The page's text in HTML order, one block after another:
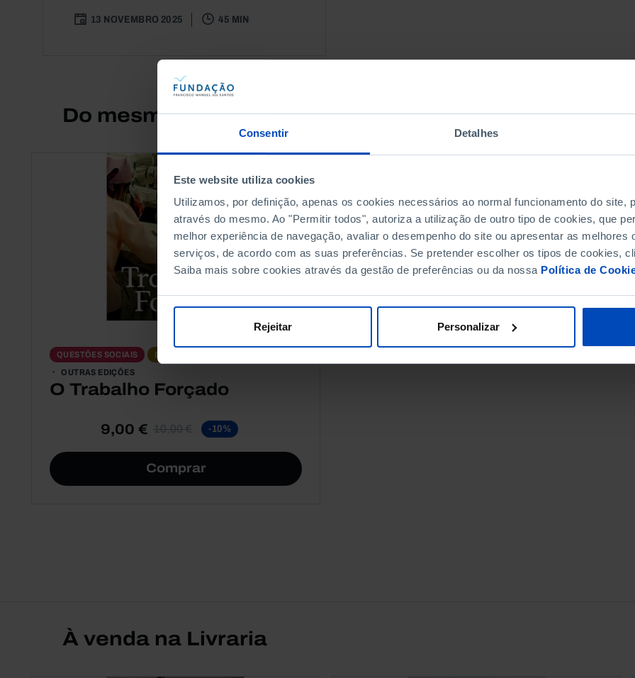
Consentir Detalhes
Este website utiliza cookies
Utilizamos, por definição, apenas os cookies necessários ao normal funcionamento do site,
através do mesmo. Ao "Permitir todos", autoriza a utilização de outro tipo de cookies, que
melhor experiência de navegação, avaliar o desempenho do site ou apresentar as melhores
serviços, de acordo com as suas preferências. Se pretender escolher os tipos de cookies,
Saiba mais sobre cookies através da gestão de preferências ou da nossa Política de
Rejeitar Personalizar
13 NOVEMBRO 2025 45 MIN
Do mesmo autor
QUESTÕES SOCIAIS
ECONOMIA
OUTRAS EDIÇÕES
O Trabalho Forçado
9,00 € 10,00 € -10%
Comprar
À venda na Livraria